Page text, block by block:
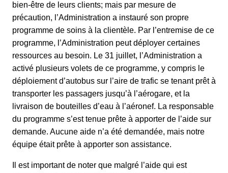
bien-être de leurs clients; mais par mesure de
précaution, l’Administration a instauré son propre
programme de soins à la clientèle. Par l’entremise de ce
programme, l’Administration peut déployer certaines
ressources au besoin. Le 31 juillet, l’Administration a
activé plusieurs volets de ce programme, y compris le
déploiement d’autobus sur l’aire de trafic se tenant prêt à
transporter les passagers jusqu’à l’aérogare, et la
livraison de bouteilles d’eau à l’aéronef. La responsable
du programme s’est tenue prête à apporter de l’aide sur
demande. Aucune aide n’a été demandée, mais notre
équipe était prête à apporter son assistance.
Il est important de noter que malgré l’aide qui est